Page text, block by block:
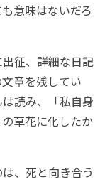
意味はないだろ
征、詳細な日記
章を残してい
読み、「私自身
草花に化したか
、死と向き合う